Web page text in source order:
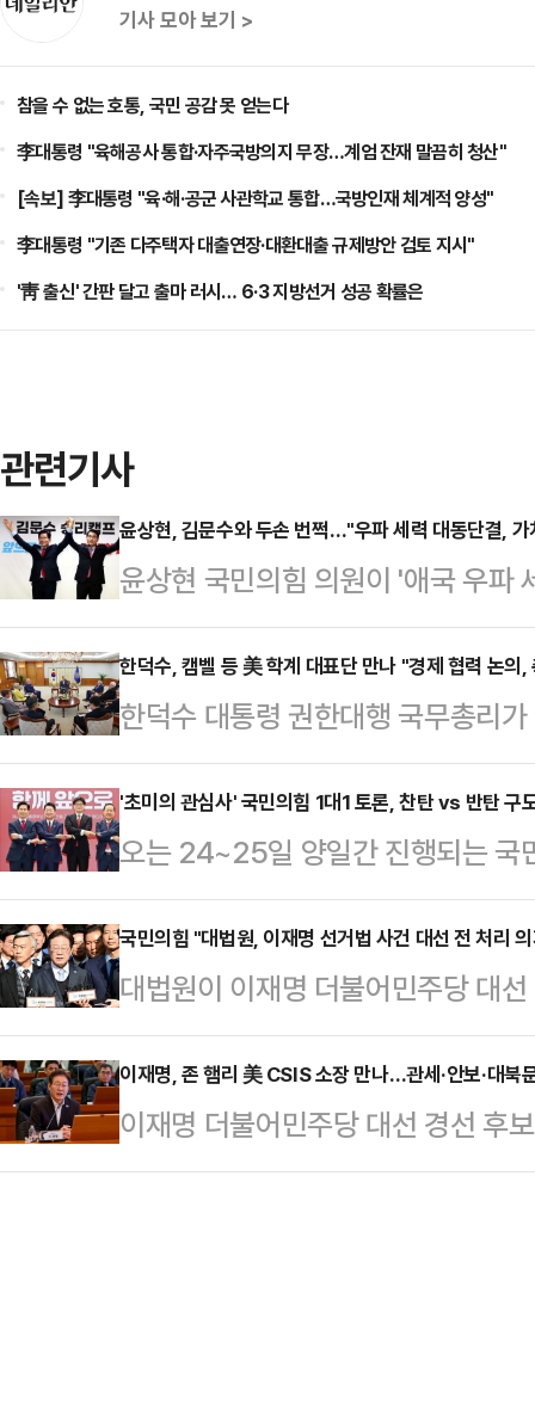
기사 모아 보기 >
참을 수 없는 호통, 국민 공감 못 얻는다
李대통령 "육해공사 통합·자주국방의지 무장…계엄 잔재 말끔히 청산"
[속보] 李대통령 "육·해·공군 사관학교 통합…국방인재 체계적 양성"
李대통령 "기존 다주택자 대출연장·대환대출 규제방안 검토 지시"
'靑 출신' 간판 달고 출마 러시… 6·3 지방선거 성공 확률은
관련기사
윤상현, 김문수와 두손 번쩍…"우파 세력 대동단결,
윤상현 국민의힘 의원이 '애국 우파
마한 김문수 경선 후보에 대한 지지
거대책위원장을 맡는다.윤상현 의
김문수 후보 캠프에서 열린 지지 선
주주의, 우파 세력의 대동단결을 위
이같이 말했다.윤 의원은 "지난해
동을 주도했는데, 탄핵이 그저 윤
탄핵이자,…
한덕수, 캠벨 등 美 학계 대표단 만나 "경제 협력 논의
한덕수 대통령 권한대행 국무총리
시아 그룹 이사장) 등 미국 학계·전
글로벌 정세에 대한 의견을 교환했
사에서 이들을 접견한 자리에서 "
를 해왔다"며 "앞으로도 활동 중인
인 강화를 위해 계속 역할을 해달라
경제 협력 논의와 관련해선 "한미
찾을 수 있도…
'초미의 관심사' 국민의힘 1대1 토론, 찬탄 vs 반탄 구
오는 24~25일 양일간 진행되는 국
가 완성됐다. 김문수 후보는 한동훈
각 지목했다. 한동훈과 홍준표 후보
후보는 '반탄파(탄핵 반대파)'로, 안
파)'로 분류된다.국민의힘 대선 경
당사에서 열린 2차 경선 토론회 미
이날 지목 순서는 김문수·안철수·
출…
국민의힘 "대법원, 이재명 선거법 사건 대선 전 처리
대법원이 이재명 더불어민주당 대
원합의체에 회부한데 이어 사건 속
국민의힘이 "대선 전 처리하겠다는
다.신동욱 국민의힘 수석대변인은
선) 후보의 사법 시계가 빠르게 돌
이재명, 존 햄리 美 CSIS 소장 만나…관세·안보·대북
이재명 더불어민주당 대선 경선 후
(CSIS) 소장을 만나 양국 간 현안